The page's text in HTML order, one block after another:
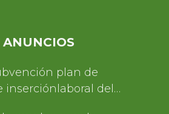
plan de
inserciónlaboral del